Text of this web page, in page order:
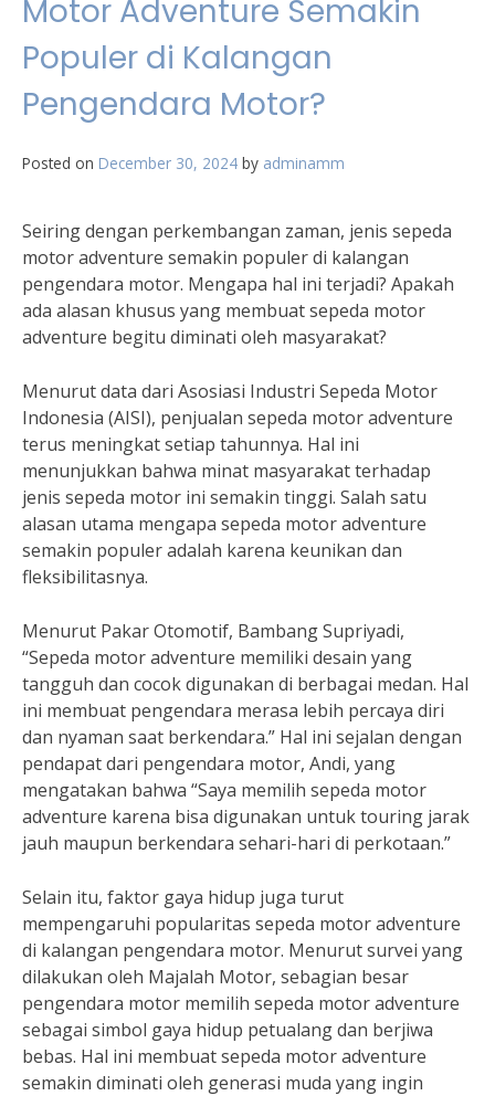
Motor Adventure Semakin
Populer di Kalangan
Pengendara Motor?
Posted on December 30, 2024 by adminamm
Seiring dengan perkembangan zaman, jenis sepeda
motor adventure semakin populer di kalangan
pengendara motor. Mengapa hal ini terjadi? Apakah
ada alasan khusus yang membuat sepeda motor
adventure begitu diminati oleh masyarakat?
Menurut data dari Asosiasi Industri Sepeda Motor
Indonesia (AISI), penjualan sepeda motor adventure
terus meningkat setiap tahunnya. Hal ini
menunjukkan bahwa minat masyarakat terhadap
jenis sepeda motor ini semakin tinggi. Salah satu
alasan utama mengapa sepeda motor adventure
semakin populer adalah karena keunikan dan
fleksibilitasnya.
Menurut Pakar Otomotif, Bambang Supriyadi,
“Sepeda motor adventure memiliki desain yang
tangguh dan cocok digunakan di berbagai medan. Hal
ini membuat pengendara merasa lebih percaya diri
dan nyaman saat berkendara.” Hal ini sejalan dengan
pendapat dari pengendara motor, Andi, yang
mengatakan bahwa “Saya memilih sepeda motor
adventure karena bisa digunakan untuk touring jarak
jauh maupun berkendara sehari-hari di perkotaan.”
Selain itu, faktor gaya hidup juga turut
mempengaruhi popularitas sepeda motor adventure
di kalangan pengendara motor. Menurut survei yang
dilakukan oleh Majalah Motor, sebagian besar
pengendara motor memilih sepeda motor adventure
sebagai simbol gaya hidup petualang dan berjiwa
bebas. Hal ini membuat sepeda motor adventure
semakin diminati oleh generasi muda yang ingin